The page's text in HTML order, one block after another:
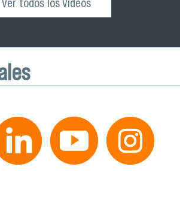
Ver todos los Videos